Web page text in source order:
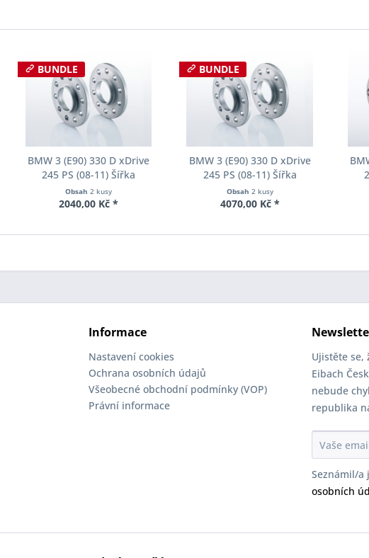
BUNDLE
BMW 3 (E90) 330 D xDrive
245 PS (08-11) Šířka
rozchodu Eibach Pro-Spacer
S90-2-15-001 System2
Obsah 2 kusy
2040,00 Kč *
BUNDLE
BMW 3 (E90) 330 D xDrive
245 PS (08-11) Šířka
rozchodu Eibach Pro-Spacer
S90-2-20-020 System2
Obsah 2 kusy
4070,00 Kč *
Informace
Nastavení cookies
Ochrana osobních údajů
Všeobecné obchodní podmínky (VOP)
Právní informace
Ujistěte se,
Eibach
nebude
republika
Seznámil/a
osobních